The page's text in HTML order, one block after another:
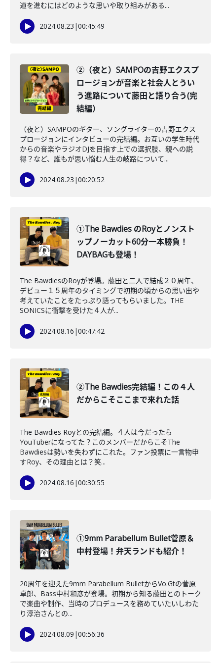
道を進むにはどのような思いや取り組みがある...
2024.08.23 |00:45:49
②（夜と）SAMPOの吉野エクスプ
ロージョンが音楽と社会人とうい
う進路について藤田と語り合う(完
結編）
（夜と）SAMPOのギター、ソングライターの吉野エクス
プロージョンにインタビューの完結編。お互いの学生時代
からの音楽やラジオDJを目指す上での選択肢、親への説
得？など、誰もが思い悩む人生の岐路について...
2024.08.23 |00:20:52
①The Bawdies のRoyとノンスト
ップノーカット60分一本勝負！
DAYBAGも登場！
The BawdiesのRoyが登場。藤田と二人で結成２０周年、
デビュー１５周年のタイミングで初期の頃からの思い出や
考えていたことをたっぷり語ってもらいました。THE
SONICSに衝撃を受けた４人が...
2024.08.16 |00:47:42
②The Bawdies完結編！この４人
だからこそここまで来れた話
The Bawdies Royとの完結編。４人は今だったら
YouTuberになってた？このメンバーだからこそThe
Bawdiesは勢いを失わずにこれた。ファン投票に一言物申
すRoy、その理由とは？笑...
2024.08.16 |00:30:55
①9mm Parabellum Bullet菅原＆
中村登場！弁天ランドも紹介！
20周年を迎えた9mm Parabellum BulletからVo.Gtの菅原
卓郎、Bass中村和彦が登場。初期から知る藤田とのトーク
で楽曲や制作、当時のプロデュースを務めていたいしわた
り淳治さんとの...
2024.08.09 |00:56:36